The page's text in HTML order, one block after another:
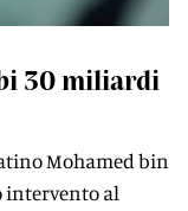
30 miliardi
Mohamed bin
intervento al